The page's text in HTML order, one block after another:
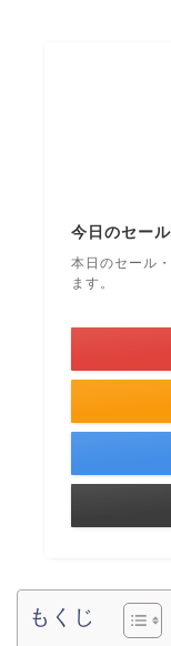
今日のセー
本日のセール
ます。
もくじ